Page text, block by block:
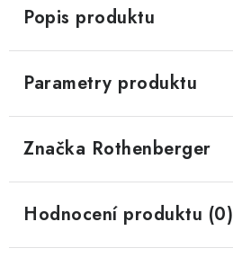
Popis produktu
Parametry produktu
Značka Rothenberger
Hodnocení produktu (0)